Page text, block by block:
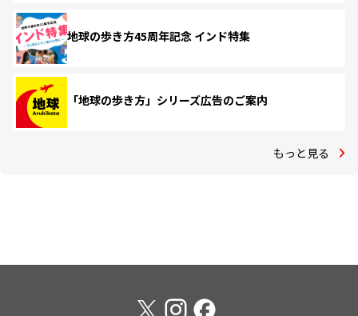
地球の歩き方45周年記念 インド特集
「地球の歩き方」シリーズ広告のご案内
もっと見る